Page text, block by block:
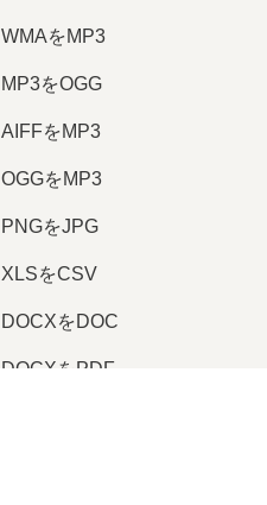
WMAをMP3
MP3をOGG
AIFFをMP3
OGGをMP3
PNGをJPG
XLSをCSV
DOCXをDOC
DOCXをPDF